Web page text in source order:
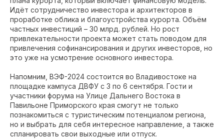
Идёт сотрудничество инвестора и архитекторов в
проработке облика и благоустройства курорта. Объём
частных инвестиций – 30 млрд. рублей. Но рост
привлекательности проекта может стать поводом для
привлечения софинансирования и других инвесторов, но
это уже на усмотрение основного инвестора.
Напомним, ВЭФ-2024 состоится во Владивостоке на
площадке кампуса ДВФУ с 3 по 6 сентября. Гости и
участники форума на Улице Дальнего Востока в
Павильоне Приморского края смогут не только
познакомиться с туристическим потенциалом региона,
но и выбрать для себя интересное направление, а также
спланировать свои выходные или отпуск.